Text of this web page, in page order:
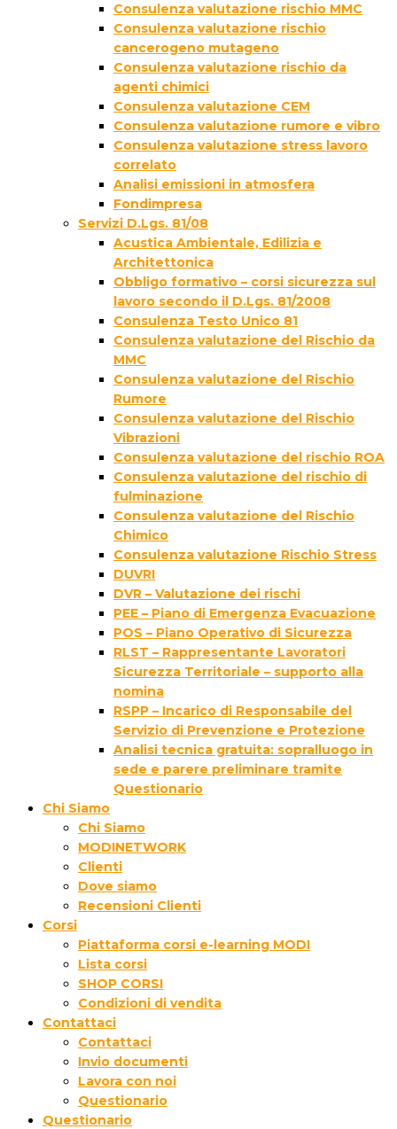
Consulenza valutazione rischio MMC
Consulenza valutazione rischio
cancerogeno mutageno
Consulenza valutazione rischio da
agenti chimici
Consulenza valutazione CEM
Consulenza valutazione rumore e vibro
Consulenza valutazione stress lavoro
correlato
Analisi emissioni in atmosfera
Fondimpresa
Servizi D.Lgs. 81/08
Acustica Ambientale, Edilizia e
Architettonica
Obbligo formativo – corsi sicurezza sul
lavoro secondo il D.Lgs. 81/2008
Consulenza Testo Unico 81
Consulenza valutazione del Rischio da
MMC
Consulenza valutazione del Rischio
Rumore
Consulenza valutazione del Rischio
Vibrazioni
Consulenza valutazione del rischio ROA
Consulenza valutazione del rischio di
fulminazione
Consulenza valutazione del Rischio
Chimico
Consulenza valutazione Rischio Stress
DUVRI
DVR – Valutazione dei rischi
PEE – Piano di Emergenza Evacuazione
POS – Piano Operativo di Sicurezza
RLST – Rappresentante Lavoratori
Sicurezza Territoriale – supporto alla
nomina
RSPP – Incarico di Responsabile del
Servizio di Prevenzione e Protezione
Analisi tecnica gratuita: sopralluogo in
sede e parere preliminare tramite
Questionario
Chi Siamo
Chi Siamo
MODINETWORK
Clienti
Dove siamo
Recensioni Clienti
Corsi
Piattaforma corsi e-learning MODI
Lista corsi
SHOP CORSI
Condizioni di vendita
Contattaci
Contattaci
Invio documenti
Lavora con noi
Questionario
Questionario